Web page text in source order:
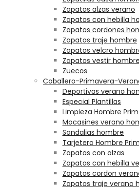
Zapatos alzas verano
Zapatos con hebilla
Zapatos cordones
Zapatos traje hombre
Zapatos velcro
Zapatos vestir hombre
Zuecos
Caballero-Primavera-
Deportivas verano
Especial Plantillas
Limpieza Hombre
Mocasines verano
Sandalias hombre
Tarjetero Hombre
Zapatos con alzas
Zapatos con hebilla
Zapatos cordon
Zapatos traje verano